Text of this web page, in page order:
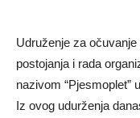
Udruženje za
postojanja i rada
nazivom “Pjesmoplet”
Iz ovog udurženja